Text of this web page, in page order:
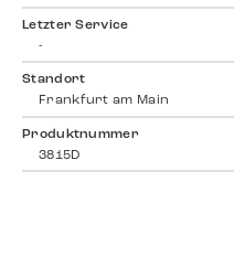
Letzter Service
-
Standort
Frankfurt am Main
Produktnummer
3815D